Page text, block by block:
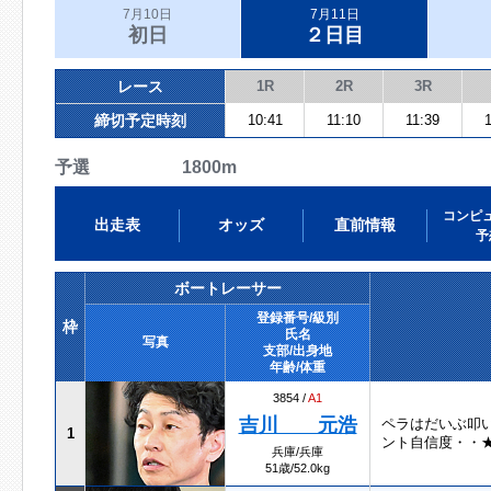
7月10日
初日
7月11日
２日目
レース 1R 2R 3R
締切予定時刻 10:41 11:10 11:39
予選 1800m
出走表 オッズ 直前情報
コンピ
予
枠
ボートレーサー
写真
登録番号/級別
氏名
支部/出身地
年齢/体重
1
3854 /A1
吉川 元浩
兵庫/兵庫
51歳/52.0kg
ペラはだいぶ叩
ント自信度・